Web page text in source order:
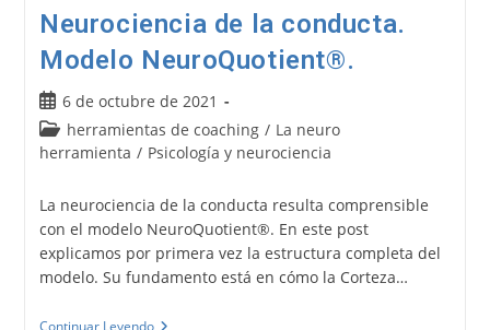
Neurociencia de la conducta.
Modelo NeuroQuotient®.
Publicación
de
la
6 de octubre de 2021
Categoría
de
entrada:
herramientas de coaching / La neuro
herramienta / Psicología y neurociencia
La neurociencia de la conducta resulta comprensible
con el modelo NeuroQuotient®. En este post
explicamos por primera vez la estructura completa del
modelo. Su fundamento está en cómo la Corteza…
Continuar Leyendo